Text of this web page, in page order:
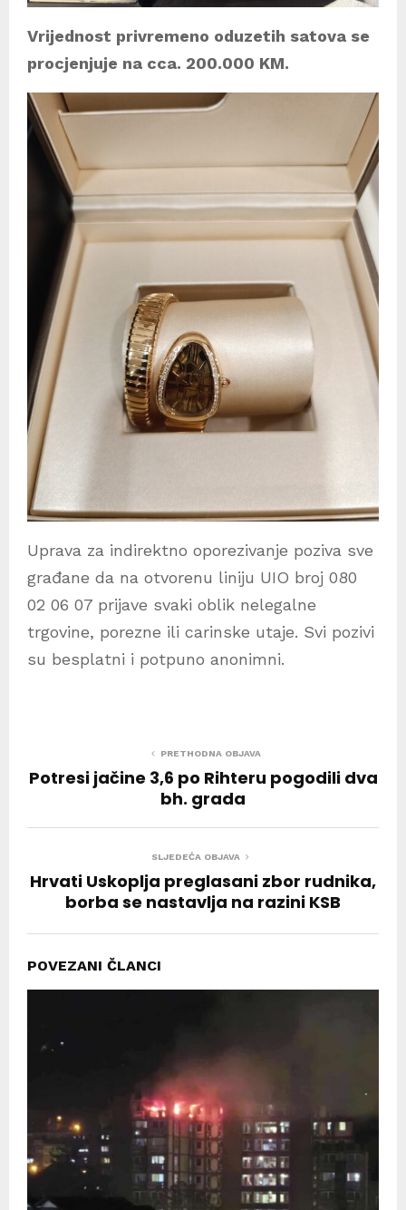
Vrijednost privremeno oduzetih satova se
procjenjuje na cca. 200.000 KM.
Uprava za indirektno oporezivanje poziva sve
građane da na otvorenu liniju UIO broj 080
02 06 07 prijave svaki oblik nelegalne
trgovine, porezne ili carinske utaje. Svi pozivi
su besplatni i potpuno anonimni.
PRETHODNA OBJAVA
Potresi jačine 3,6 po Rihteru pogodili dva
bh. grada
SLJEDEĆA OBJAVA
Hrvati Uskoplja preglasani zbor rudnika,
borba se nastavlja na razini KSB
POVEZANI ČLANCI